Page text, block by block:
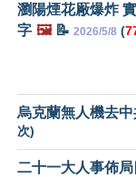
瀏陽煙花厰爆炸
字 🖼️📝 2026/5/8 (
烏克蘭無人機去
次)
二十一大人事佈